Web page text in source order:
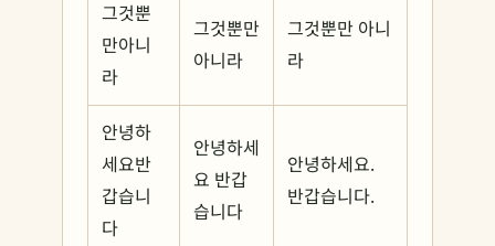
그것뿐
만아니
라
그것뿐만
아니라
그것뿐만 아니
라
안녕하
세요반
갑습니
다
안녕하세
요 반갑
습니다
안녕하세요.
반갑습니다.